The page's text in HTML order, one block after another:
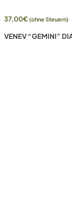
37,00€(ohne Steuern)
VENEV “GEMINI”